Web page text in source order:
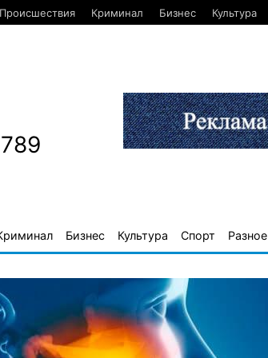
Происшествия Криминал Бизнес Культура
Бизнес Культура Спорт Разное